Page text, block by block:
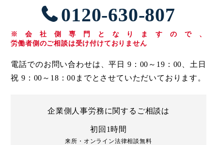
0120-630-807
※会社側専門となりますので、
労働者側のご相談は受け付けておりません
電話でのお問い合わせは、平日 9：00～19：00、土日
祝 9：00～18：00までとさせていただいております。
企業側人事労務に関するご相談は
初回1時間
来所・オンライン法律相談無料